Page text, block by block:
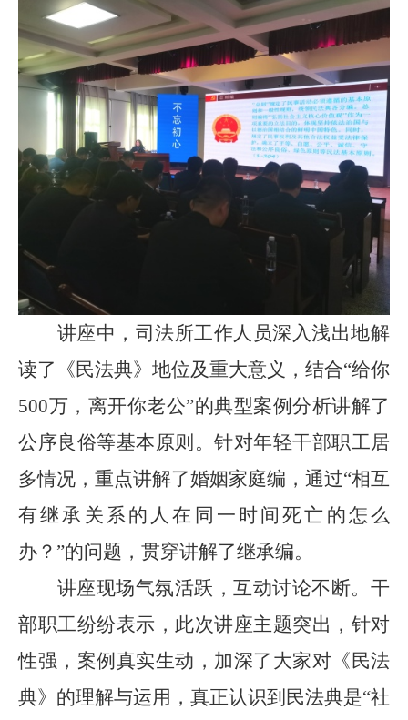
讲座中，司法所工作人员深入浅出地解
读了《民法典》地位及重大意义，结合“给你
500万，离开你老公”的典型案例分析讲解了
公序良俗等基本原则。针对年轻干部职工居
多情况，重点讲解了婚姻家庭编，通过“相互
有继承关系的人在同一时间死亡的怎么
办？ ”的问题，贯穿讲解了继承编。
讲座现场气氛活跃，互动讨论不断。干
部职工纷纷表示，此次讲座主题突出，针对
性强，案例真实生动，加深了大家对《民法
典》的理解与运用，真正认识到民法典是“社